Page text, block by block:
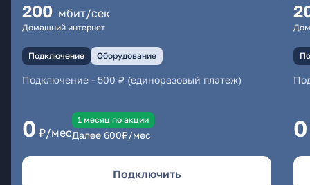
200 мбит/сек
Домашний интернет
Подключение Оборудование
Подключение - 500 ₽ (единоразовый платеж)
0 ₽/мес
1 месяц по акции
Далее 600₽/мес
Подключить
0